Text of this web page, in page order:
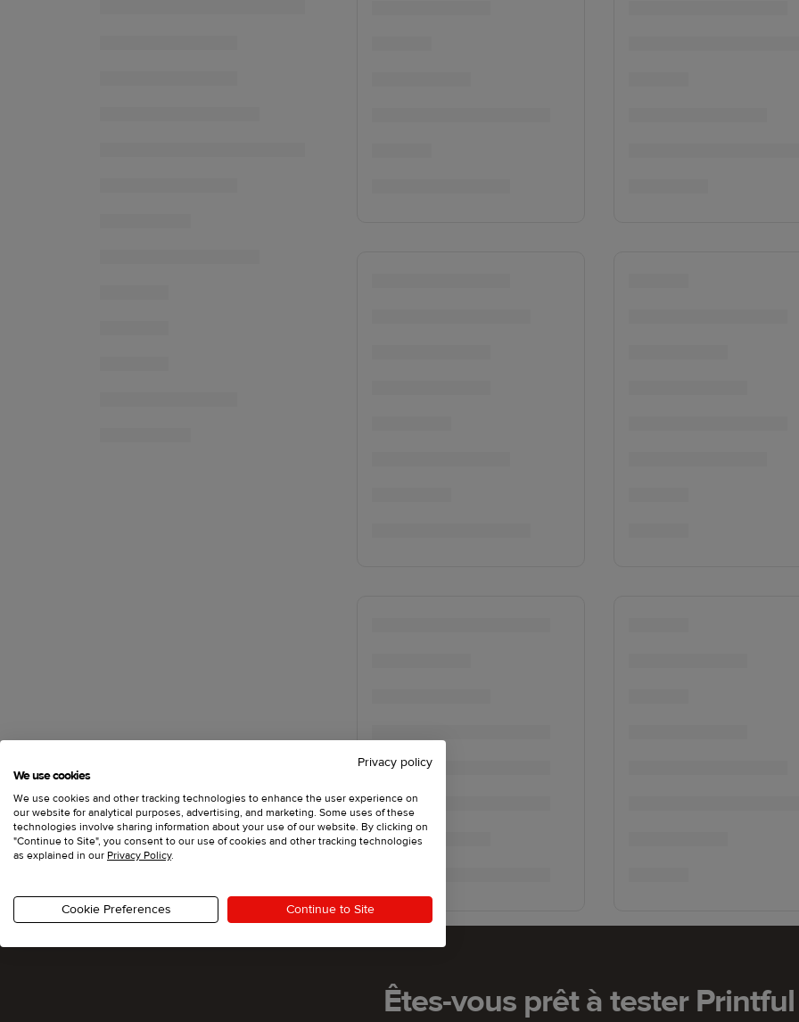
Êtes-vous prêt à tester Printful
Privacy policy
We use cookies
We use cookies and other tracking technologies to enhance the user experience on
our website for analytical purposes, advertising, and marketing. Some uses of these
technologies involve sharing information about your use of our website. By clicking on
"Continue to Site", you consent to our use of cookies and other tracking technologies
as explained in our Privacy Policy.
Cookie Preferences Continue to Site